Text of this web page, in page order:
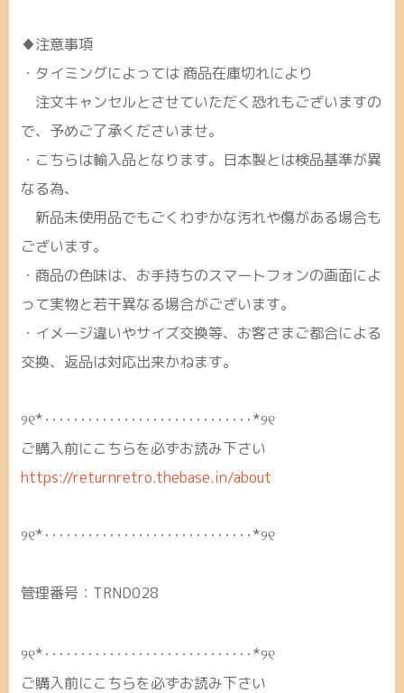
♦注意事項
・タイミングによっては 商品在庫切れにより
注文キャンセルとさせていただく恐れもございますの
で、予めご了承くださいませ。
・こちらは輸入品となります。日本製とは検品基準が異
なる為、
新品未使用品でもごくわずかな汚れや傷がある場合も
ございます。
・商品の色味は、お手持ちのスマートフォンの画面によ
って実物と若干異なる場合がございます。
・イメージ違いやサイズ交換等、お客さまご都合による
交換、返品は対応出来かねます。
୨୧*･････････････････････････････*୨୧
ご購入前にこちらを必ずお読み下さい
https://returnretro.thebase.in/about
୨୧*･････････････････････････････*୨୧
管理番号：TRND028
୨୧*･････････････････････････････*୨୧
ご購入前にこちらを必ずお読み下さい